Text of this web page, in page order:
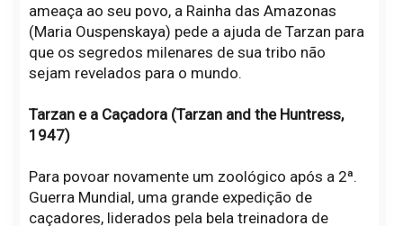
ameaça ao seu povo, a Rainha das Amazonas
(Maria Ouspenskaya) pede a ajuda de Tarzan para
que os segredos milenares de sua tribo não
sejam revelados para o mundo.
Tarzan e a Caçadora (Tarzan and the Huntress,
1947)
Para povoar novamente um zoológico após a 2ª.
Guerra Mundial, uma grande expedição de
caçadores, liderados pela bela treinadora de